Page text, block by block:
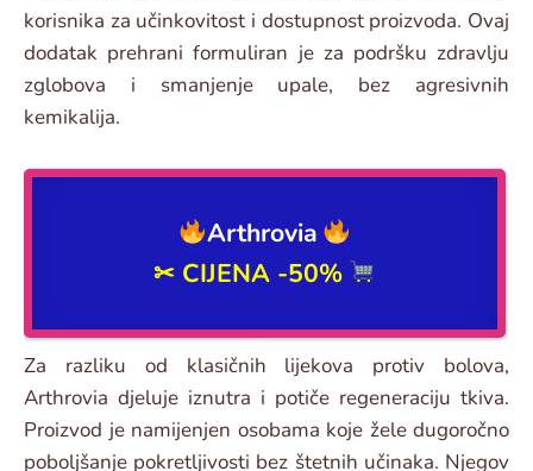
korisnika za učinkovitost i dostupnost proizvoda. Ovaj
dodatak prehrani formuliran je za podršku zdravlju
zglobova i smanjenje upale, bez agresivnih
kemikalija.
Arthrovia
✂ CIJENA -50%
Za razliku od klasičnih lijekova protiv bolova,
Arthrovia djeluje iznutra i potiče regeneraciju tkiva.
Proizvod je namijenjen osobama koje žele dugoročno
poboljšanje pokretljivosti bez štetnih učinaka. Njegov